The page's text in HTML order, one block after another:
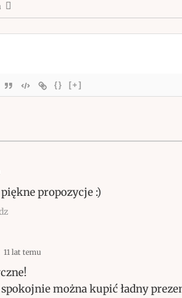
{} [+]
piękne propozycje :)
11 lat temu
spokojnie można kupić ładny